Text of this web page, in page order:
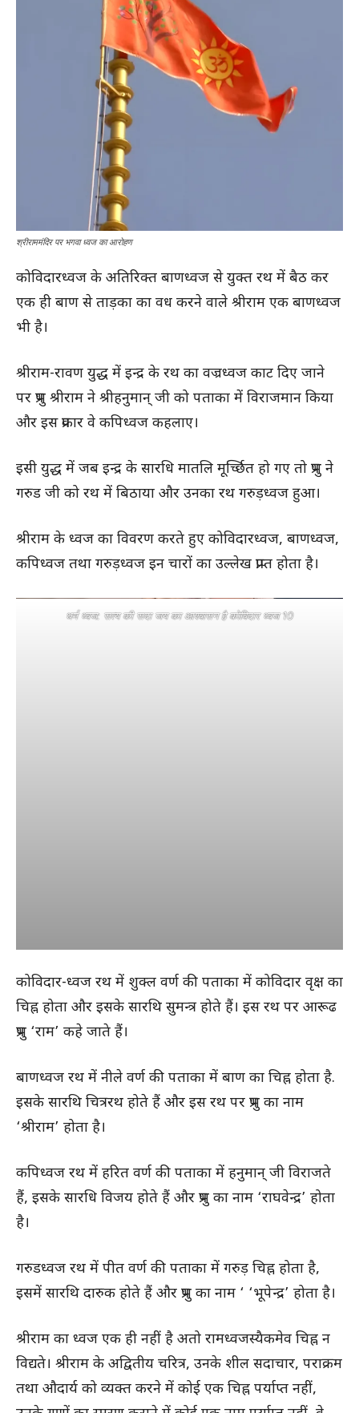
श्रीराममंदिर पर भगवा ध्वज का आरोहण
कोविदारध्वज के अतिरिक्त बाणध्वज से युक्त रथ में बैठ कर
एक ही बाण से ताड़का का वध करने वाले श्रीराम एक बाणध्वज
भी है।
श्रीराम-रावण युद्ध में इन्द्र के रथ का वज्रध्वज काट दिए जाने
पर प्रभु श्रीराम ने श्रीहनुमान् जी को पताका में विराजमान किया
और इस प्रकार वे कपिध्वज कहलाए।
इसी युद्ध में जब इन्द्र के सारधि मातलि मूर्च्छित हो गए तो प्रभु ने
गरुड जी को रथ में बिठाया और उनका रथ गरुड़ध्वज हुआ।
श्रीराम के ध्वज का विवरण करते हुए कोविदारध्वज, बाणध्वज,
कपिध्वज तथा गरुड़ध्वज इन चारों का उल्लेख प्राप्त होता है।
धर्म ध्वज: सत्य की सदा जय का आश्वासन है कोविदार ध्वज 10
कोविदार-ध्वज रथ में शुक्ल वर्ण की पताका में कोविदार वृक्ष का
चिह्न होता और इसके सारथि सुमन्त्र होते हैं। इस रथ पर आरूढ
प्रभु ‘राम’ कहे जाते हैं।
बाणध्वज रथ में नीले वर्ण की पताका में बाण का चिह्न होता है.
इसके सारथि चित्ररथ होते हैं और इस रथ पर प्रभु का नाम
‘श्रीराम’ होता है।
कपिध्वज रथ में हरित वर्ण की पताका में हनुमान् जी विराजते
हैं, इसके सारधि विजय होते हैं और प्रभु का नाम ‘राघवेन्द्र’ होता
है।
गरुडध्वज रथ में पीत वर्ण की पताका में गरुड़ चिह्न होता है,
इसमें सारथि दारुक होते हैं और प्रभु का नाम ‘ ‘भूपेन्द्र’ होता है।
श्रीराम का ध्वज एक ही नहीं है अतो रामध्वजस्यैकमेव चिह्न न
विद्यते। श्रीराम के अद्वितीय चरित्र, उनके शील सदाचार, पराक्रम
तथा औदार्य को व्यक्त करने में कोई एक चिह्न पर्याप्त नहीं,